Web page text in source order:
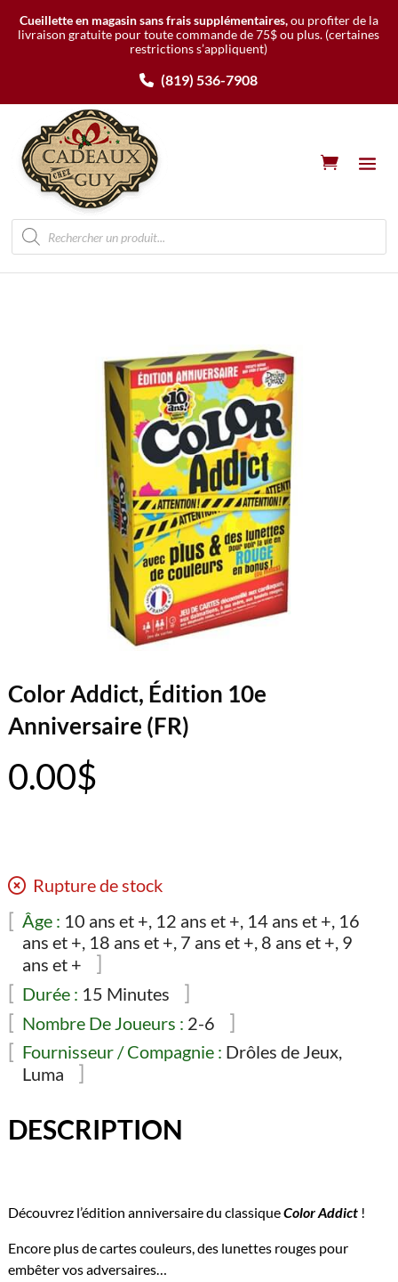
Cueillette en magasin sans frais supplémentaires,ou profiter de la
livraison gratuite pour toute commande de 75$ ou plus. (certaines
restrictions s’appliquent)
(819) 536-7908
Recherche
de
produits
Color Addict, Édition 10e
Anniversaire (FR)
0.00$
Rupture de stock
Âge : 10 ans et +, 12 ans et +, 14 ans et +, 16
ans et +, 18 ans et +, 7 ans et +, 8 ans et +, 9
ans et +
Durée : 15 Minutes
Nombre De Joueurs : 2-6
Fournisseur / Compagnie : Drôles de Jeux,
Luma
DESCRIPTION
Découvrez l’édition anniversaire du classiqueColor Addict!
Encore plus de cartes couleurs, des lunettes rouges pour
embêter vos adversaires…